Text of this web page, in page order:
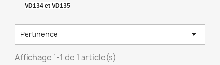
VD134 et VD135
Pertinence 
Affichage 1-1 de 1 article(s)